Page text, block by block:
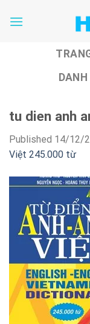
tu dien anh
Published 14/12/
Việt 245.000 từ